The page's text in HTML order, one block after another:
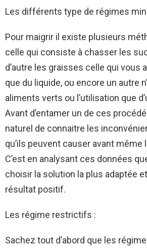
Les différents type de régimes
Pour maigrir il existe plusieurs
celle qui consiste à chasser les
d’autre les graisses celle qui vous
que du liquide, ou encore un autre
aliments verts ou l’utilisation que
Avant d’entamer un de ces
naturel de connaitre les
qu’ils peuvent causer avant même
C’est en analysant ces données
choisir la solution la plus adaptée
résultat positif.
Les régime restrictifs :
Sachez tout d’abord que les